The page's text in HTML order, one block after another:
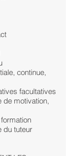
continue,
facultatives
de motivation,
du tuteur